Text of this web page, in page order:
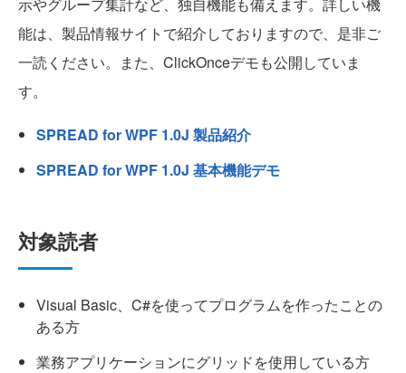
能は、製品情報サイトで紹介しておりますので、是非ご
一読ください。また、ClickOnceデモも公開していま
す。
SPREAD for WPF 1.0J 製品紹介
SPREAD for WPF 1.0J 基本機能デモ
対象読者
Visual Basic、C#を使ってプログラムを作ったことの
ある方
業務アプリケーションにグリッドを使用している方